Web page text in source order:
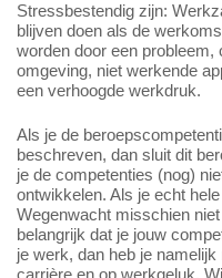
Stressbestendig zijn:
blijven doen als de
worden door een
omgeving, niet werkende
een verhoogde werkdruk.
Als je de
beschreven, dan sluit dit
je de competenties (nog)
ontwikkelen. Als je echt
Wegenwacht misschien
belangrijk dat je jouw
je werk, dan heb je